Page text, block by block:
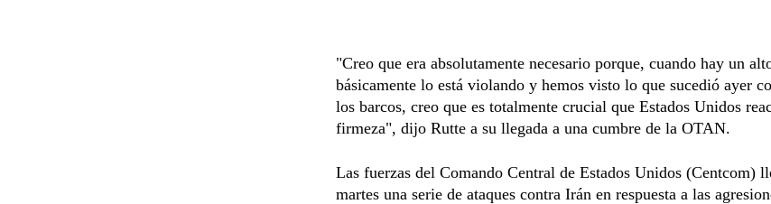
"Creo que era absolutamente necesario porque, cuando hay un
básicamente lo está violando y hemos visto lo que sucedió ayer
los barcos, creo que es totalmente crucial que Estados Unidos
firmeza", dijo Rutte a su llegada a una cumbre de la OTAN.
Las fuerzas del Comando Central de Estados Unidos (Centcom)
martes una serie de ataques contra Irán en respuesta a las